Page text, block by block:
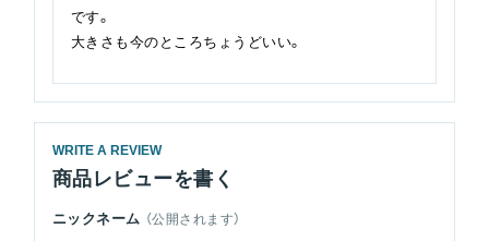
です。
大きさも今のところちょうどいい。
WRITE A REVIEW
商品レビューを書く
ニックネーム （公開されます）